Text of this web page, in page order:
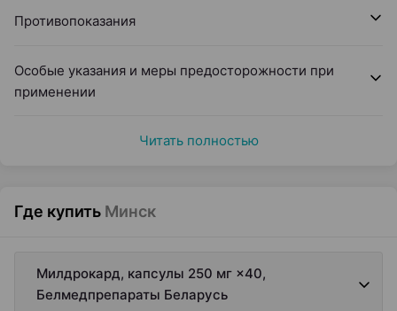
Противопоказания
Особые указания и меры предосторожности при
применении
Читать полностью
Где купить Минск
Милдрокард, капсулы 250 мг ×40,
Белмедпрепараты Беларусь